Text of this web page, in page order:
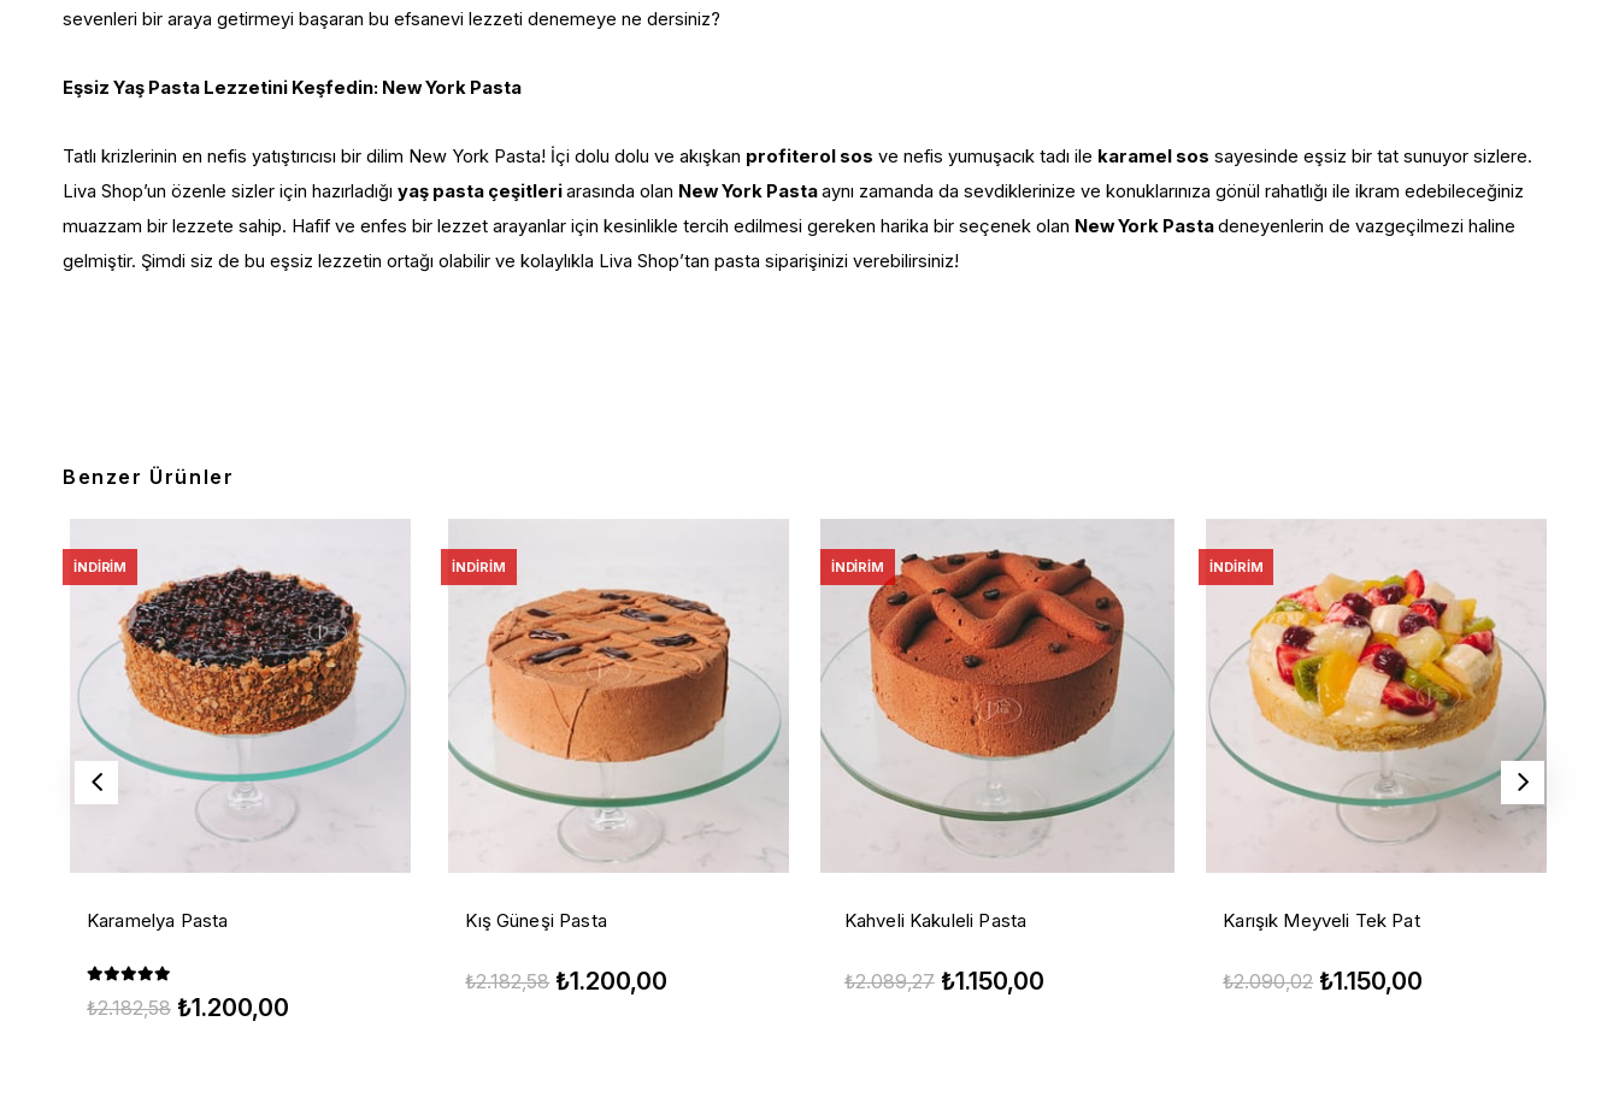
sevenleri bir araya getirmeyi başaran bu efsanevi lezzeti denemeye ne dersiniz?
Eşsiz Yaş Pasta Lezzetini Keşfedin: New York Pasta
Tatlı krizlerinin en nefis yatıştırıcısı bir dilim New York Pasta! İçi dolu dolu ve akışkan profiterol sos ve nefis yumuşacık tadı ile karamel sos sayesinde eşsiz bir tat sunuyor sizlere.
Liva Shop’un özenle sizler için hazırladığı yaş pasta çeşitleriarasında olan New York Pastaaynı zamanda da sevdiklerinize ve konuklarınıza gönül rahatlığı ile ikram edebileceğiniz
muazzam bir lezzete sahip. Hafif ve enfes bir lezzet arayanlar için kesinlikle tercih edilmesi gereken harika bir seçenek olan New York Pastadeneyenlerin de vazgeçilmezi haline
gelmiştir. Şimdi siz de bu eşsiz lezzetin ortağı olabilir ve kolaylıkla Liva Shop’tan pasta siparişinizi verebilirsiniz!
Benzer Ürünler
Karamelya Pasta
₺1.200,00
₺2.182,58
İNDIRIM
Kış Güneşi Pasta
₺1.200,00
₺2.182,58
İNDIRIM
Kahveli Kakuleli Pasta
₺1.150,00
₺2.089,27
İNDIRIM
Karışık Meyveli Tek Pat
₺1.150,00
₺2.090,02
İNDIRIM